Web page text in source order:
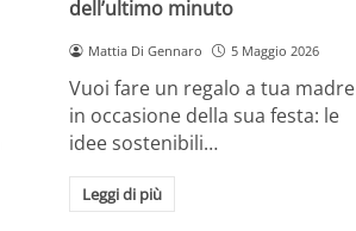
dell’ultimo minuto
Mattia Di Gennaro 5 Maggio 2026
Vuoi fare un regalo a tua madre
in occasione della sua festa: le
idee sostenibili…
Leggi di più